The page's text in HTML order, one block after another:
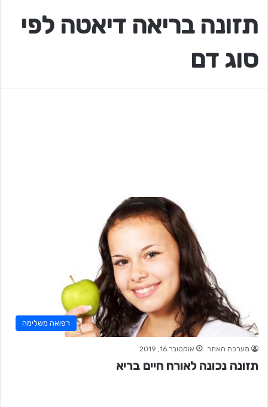
תזונה בריאה דיאטה לפי
סוג דם
רפואה משלימה
מערכת האתר אוקטובר 16, 2019
תזונה נכונה לאורח חיים בריא